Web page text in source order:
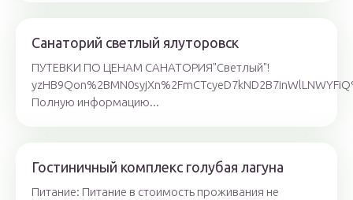
Санаторий светлый ялуторовск
ПУТЕВКИ ПО ЦЕНАМ САНАТОРИЯ"Светлый"!
Полную информацию...
Гостиничный комплекс голубая лагуна
Питание: Питание в стоимость проживания не